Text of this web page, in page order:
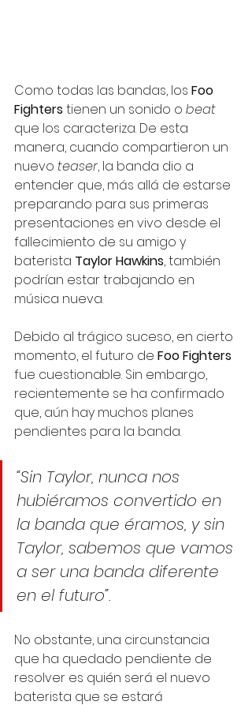
Como todas las bandas, los Foo
Fighters tienen un sonido o beat
que los caracteriza. De esta
manera, cuando compartieron un
nuevo teaser, la banda dio a
entender que, más allá de estarse
preparando para sus primeras
presentaciones en vivo desde el
fallecimiento de su amigo y
baterista Taylor Hawkins, también
podrían estar trabajando en
música nueva.
Debido al trágico suceso, en cierto
momento, el futuro de Foo Fighters
fue cuestionable. Sin embargo,
recientemente se ha confirmado
que, aún hay muchos planes
pendientes para la banda.
“Sin Taylor, nunca nos
hubiéramos convertido en
la banda que éramos, y sin
Taylor, sabemos que vamos
a ser una banda diferente
en el futuro”.
No obstante, una circunstancia
que ha quedado pendiente de
resolver es quién será el nuevo
baterista que se estará